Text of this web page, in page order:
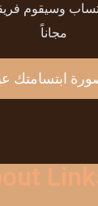
وسيقوم
مجاناً
ابتسامتك